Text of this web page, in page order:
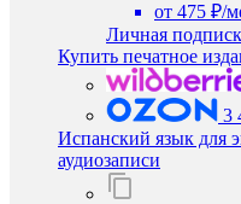
от 475 ₽/
Личная
Купить печатное
3
Испанский язык для
аудиозаписи